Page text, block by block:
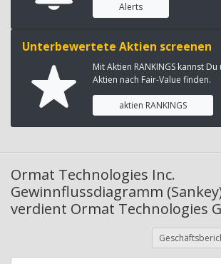
Alerts
Unterbewertete Aktien screenen
Mit Aktien RANKINGS kannst
Aktien nach Fair-Value finden.
aktien RANKINGS
Ormat Technologies Inc.
Gewinnflussdiagramm
verdient Ormat Technologies